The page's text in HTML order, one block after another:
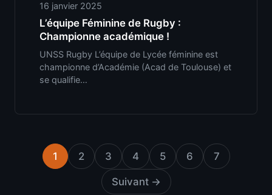
16 janvier 2025
L’équipe Féminine de Rugby :
Championne académique !
UNSS Rugby L’équipe de Lycée féminine est
championne d’Académie (Acad de Toulouse) et
se qualifie…
1 2 3 4 5 6 7
Suivant →